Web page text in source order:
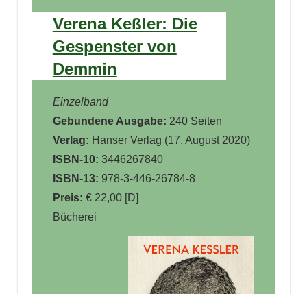
Verena Keßler: Die
Gespenster von
Demmin
Einzelband
Gebundene Ausgabe: 240 Seiten
Verlag: Hanser Verlag (17. August 2020)
ISBN-10: 3446267840
ISBN-13: 978-3-446-26784-8
Preis: € 22,00 [D]
Bücherei